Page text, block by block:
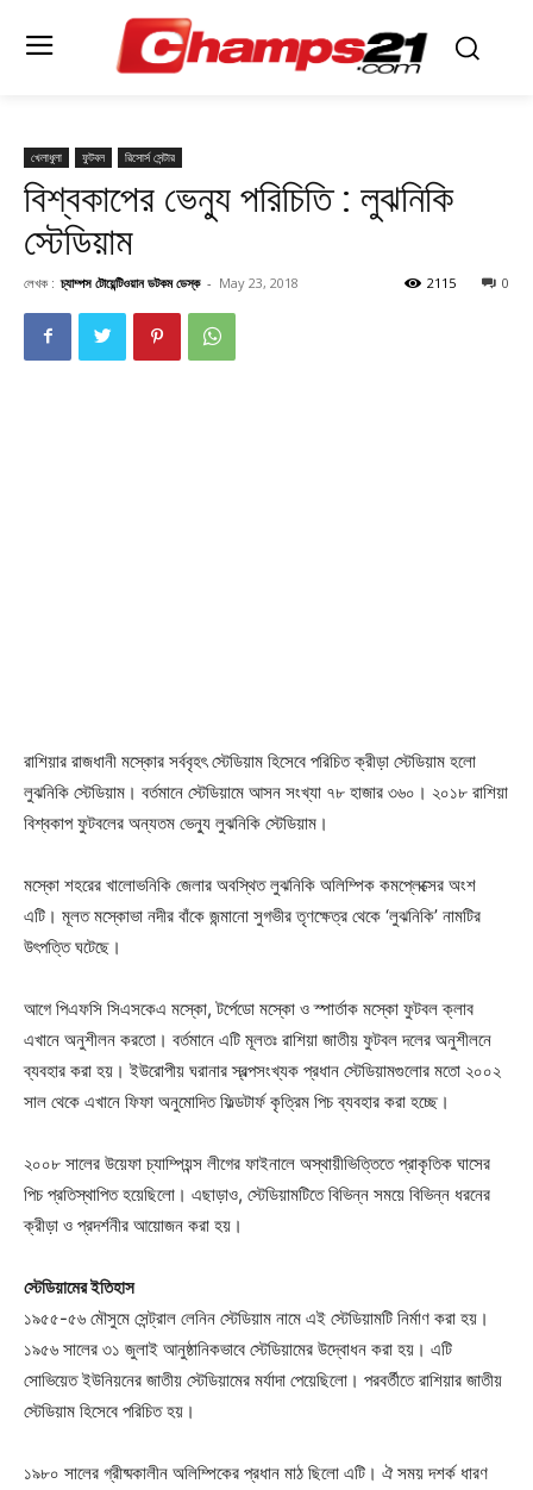
খেলাধুলা ফুটবল রিসোর্স সেন্টার
বিশ্বকাপের ভেন্যু পরিচিতি : লুঝনিকি
স্টেডিয়াম
লেখক : চ্যাম্পস টোয়েন্টিওয়ান ডটকম ডেস্ক - May 23, 2018 0
2115
রাশিয়ার রাজধানী মস্কোর সর্ববৃহৎ স্টেডিয়াম হিসেবে পরিচিত ক্রীড়া স্টেডিয়াম হলো
লুঝনিকি স্টেডিয়াম। বর্তমানে স্টেডিয়ামে আসন সংখ্যা ৭৮ হাজার ৩৬০। ২০১৮ রাশিয়া
বিশ্বকাপ ফুটবলের অন্যতম ভেন্যু লুঝনিকি স্টেডিয়াম।
মস্কো শহরের খালোভনিকি জেলার অবস্থিত লুঝনিকি অলিম্পিক কমপ্লেক্সের অংশ
এটি। মূলত মস্কোভা নদীর বাঁকে জন্মানো সুগভীর তৃণক্ষেত্র থেকে ‘লুঝনিকি’ নামটির
উৎপত্তি ঘটেছে।
আগে পিএফসি সিএসকেএ মস্কো, টর্পেডো মস্কো ও স্পার্তাক মস্কো ফুটবল ক্লাব
এখানে অনুশীলন করতো। বর্তমানে এটি মূলতঃ রাশিয়া জাতীয় ফুটবল দলের অনুশীলনে
ব্যবহার করা হয়। ইউরোপীয় ঘরানার স্বল্পসংখ্যক প্রধান স্টেডিয়ামগুলোর মতো ২০০২
সাল থেকে এখানে ফিফা অনুমোদিত ফিল্ডটার্ফ কৃত্রিম পিচ ব্যবহার করা হচ্ছে।
২০০৮ সালের উয়েফা চ্যাম্পিয়ন্স লীগের ফাইনালে অস্থায়ীভিত্তিতে প্রাকৃতিক ঘাসের
পিচ প্রতিস্থাপিত হয়েছিলো। এছাড়াও, স্টেডিয়ামটিতে বিভিন্ন সময়ে বিভিন্ন ধরনের
ক্রীড়া ও প্রদর্শনীর আয়োজন করা হয়।
স্টেডিয়ামের ইতিহাস
১৯৫৫-৫৬ মৌসুমে সেন্ট্রাল লেনিন স্টেডিয়াম নামে এই স্টেডিয়ামটি নির্মাণ করা হয়।
১৯৫৬ সালের ৩১ জুলাই আনুষ্ঠানিকভাবে স্টেডিয়ামের উদ্বোধন করা হয়। এটি
সোভিয়েত ইউনিয়নের জাতীয় স্টেডিয়ামের মর্যাদা পেয়েছিলো। পরবর্তীতে রাশিয়ার জাতীয়
স্টেডিয়াম হিসেবে পরিচিত হয়।
১৯৮০ সালের গ্রীষ্মকালীন অলিম্পিকের প্রধান মাঠ ছিলো এটি। ঐ সময় দশর্ক ধারণ